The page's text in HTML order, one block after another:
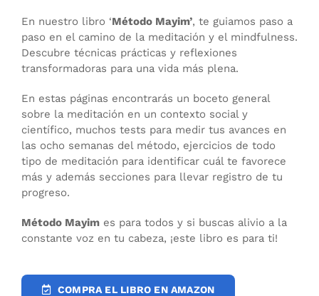
En nuestro libro ‘Método Mayim’, te guiamos paso a
paso en el camino de la meditación y el mindfulness.
Descubre técnicas prácticas y reflexiones
transformadoras para una vida más plena.
En estas páginas encontrarás un boceto general
sobre la meditación en un contexto social y
científico, muchos tests para medir tus avances en
las ocho semanas del método, ejercicios de todo
tipo de meditación para identificar cuál te favorece
más y además secciones para llevar registro de tu
progreso.
Método Mayimes para todos y si buscas alivio a la
constante voz en tu cabeza, ¡este libro es para ti!
COMPRA EL LIBRO EN AMAZON